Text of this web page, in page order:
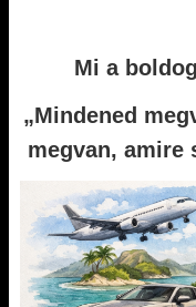
Mi a
„Mindened
megvan, amire